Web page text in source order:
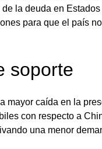
la deuda en
para que el país
soporte
mayor caída en la
con respecto a
una menor